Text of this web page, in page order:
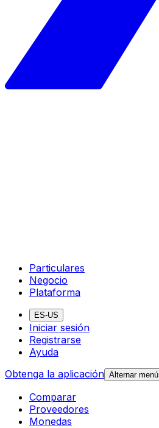
Particulares
Negocio
Plataforma
ES-US
Iniciar sesión
Registrarse
Ayuda
Obtenga la aplicación Alternar menú
Comparar
Proveedores
Monedas